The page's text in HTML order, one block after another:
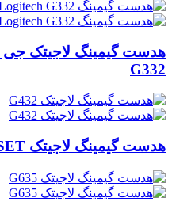
G332
هدست گیمینگ لاجیتک G432 GAMING HEADSET